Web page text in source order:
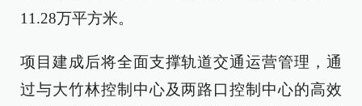
11.28万平方米。
项目建成后将全面支撑轨道交通运营管理，通
过与大竹林控制中心及两路口控制中心的高效